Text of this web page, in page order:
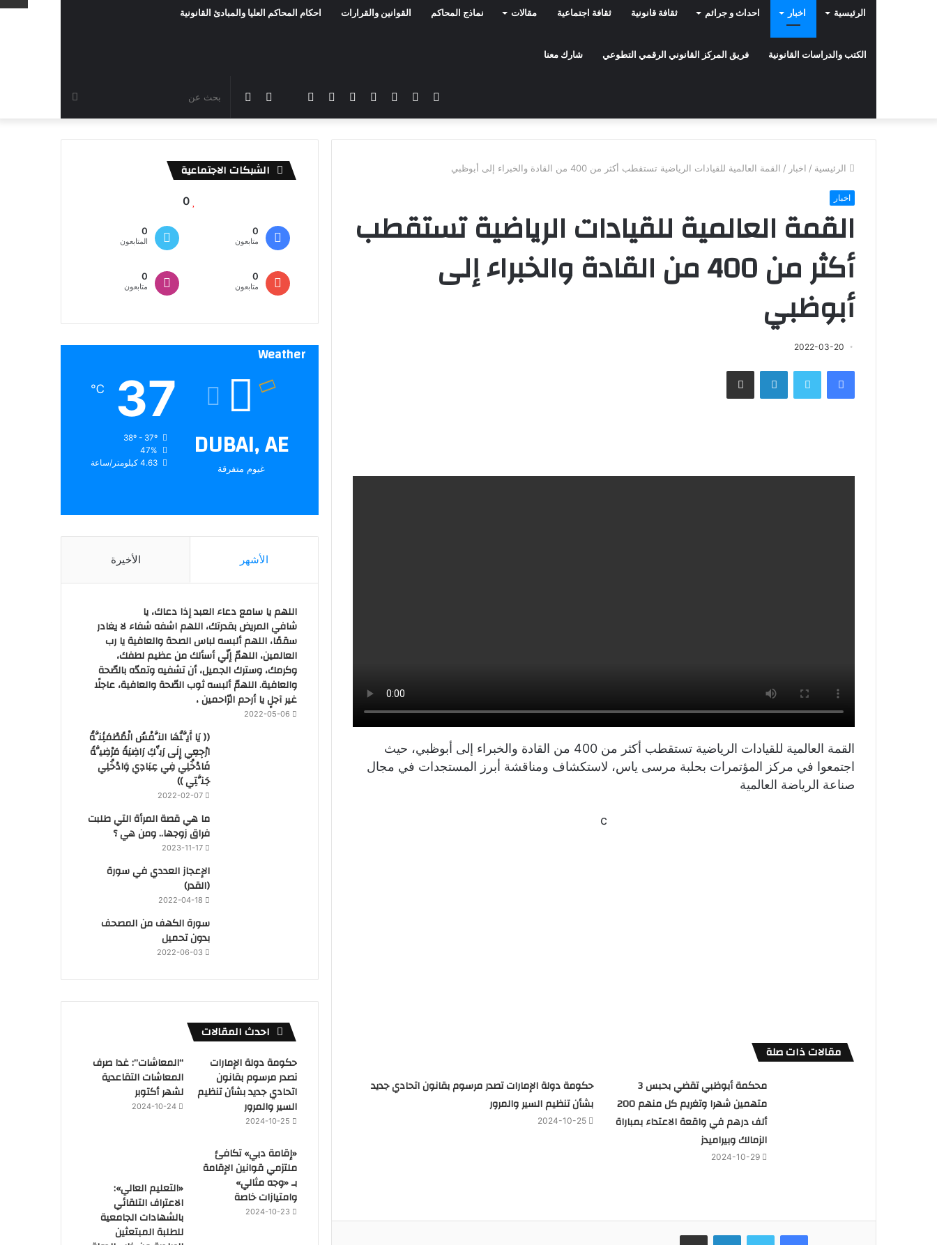
الرئيسية اخبار احداث و جرائم ثقافة قانونية ثقافة اجتماعية مقالات نماذج المحاكم القوانين والقرارات احكام المحاكم العليا والمبادئ القانونية
الكتب والدراسات القانونية فريق المركز القانوني الرقمي التطوعي شارك معنا
عن
الوضع
المظلم
مقال
عشوائي
سناب
شات
تيلقرام سناب
تشات
انستقرام يوتيوب تويترفيسبوك
الرئيسية / اخبار / القمة العالمية للقيادات الرياضية تستقطب أكثر من 400 من القادة والخبراء إلى أبوظبي
اخبار
القمة العالمية للقيادات الرياضية تستقطب
أكثر من 400 من القادة والخبراء إلى
أبوظبي
2022-03-20
فيسبوك تويتر لينكدإن مشاركة عبر البريد
القمة العالمية للقيادات الرياضية تستقطب أكثر من 400 من القادة والخبراء إلى أبوظبي، حيث
اجتمعوا في مركز المؤتمرات بحلبة مرسى ياس، لاستكشاف ومناقشة أبرز المستجدات في مجال
صناعة الرياضة العالمية
c
مقالات ذات صلة
محكمة أبوظبي تقضي بحبس 3
متهمين شهرا وتغريم كل منهم 200
ألف درهم في واقعة الاعتداء بمباراة
الزمالك وبيراميدز
2024-10-29
حكومة دولة الإمارات تصدر مرسوم بقانون اتحادي جديد
بشأن تنظيم السير والمرور
2024-10-25
فيسبوك تويتر لينكدإن مشاركة عبر البريد
الشبكات الاجتماعية
0
0
متابعون
0
المتابعون
0
متابعون
0
متابعون
Weather
DUBAI, AE
غيوم متفرقة
37
℃
38º - 37º
47%
4.63 كيلومتر/ساعة
الأشهر الأخيرة
اللهم يا سامع دعاء العبد إذا دعاك، يا
شافي المريض بقدرتك، اللهم اشفه شفاء لا يغادر
سقمًا، اللهم ألبسه لباس الصحة والعافية يا رب
العالمين، اللهمّ إنّي أسألك من عظيم لطفك،
وكرمك، وسترك الجميل، أن تشفيه وتمدّه بالصّحة
والعافية. اللهمّ ألبسه ثوب الصّحة والعافية، عاجلًا
غير آجلٍ يا أرحم الرّاحمين ،
2022-05-06
(( يَا أَيَّتُهَا النَّفْسُ الْمُطْمَئِنَّةُ
ارْجِعِي إِلَى رَبِّكِ رَاضِيَةً مَرْضِيَّةً
فَادْخُلِي فِي عِبَادِي وَادْخُلِي
جَنَّتِي ))
2022-02-07
ما هي قصة المرأة التي طلبت
فراق زوجها.. ومن هي ؟
2023-11-17
‏الإعجاز العددي في سورة
(القدر)
2022-04-18
سورة الكهف من المصحف
بدون تحميل
2022-06-03
احدث المقالات
حكومة دولة الإمارات
تصدر مرسوم بقانون
اتحادي جديد بشأن تنظيم
السير والمرور
2024-10-25
“المعاشات”: غدا صرف
المعاشات التقاعدية
لشهر أكتوبر
2024-10-24
«إقامة دبي» تكافئ
ملتزمي قوانين الإقامة
بـ «وجه مثالي»
وامتيازات خاصة
2024-10-23
«التعليم العالي»:
الاعتراف التلقائي
بالشهادات الجامعية
للطلبة المبتعثين